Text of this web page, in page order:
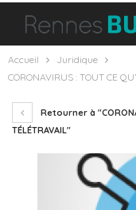
Accueil
Juridique
CORONAVIRUS : TOUT CE
Retourner à
TÉLÉTRAVAIL"